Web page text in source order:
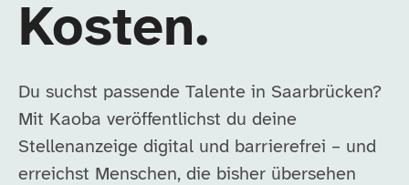
Kosten.
Du suchst passende Talente in Saarbrücken?
Mit Kaoba veröffentlichst du deine
Stellenanzeige digital und barrierefrei – und
erreichst Menschen, die bisher übersehen